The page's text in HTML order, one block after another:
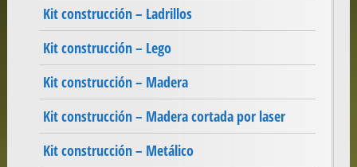
Kit construcción – Ladrillos
Kit construcción – Lego
Kit construcción – Madera
Kit construcción – Madera cortada por laser
Kit construcción – Metálico